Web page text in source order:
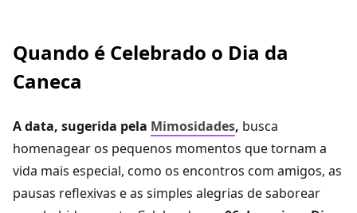
Quando é Celebrado o Dia da
Caneca
A data, sugerida pela Mimosidades, busca
homenagear os pequenos momentos que tornam a
vida mais especial, como os encontros com amigos, as
pausas reflexivas e as simples alegrias de saborear